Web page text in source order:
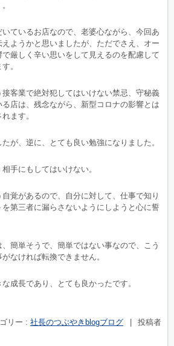
ているお店なので、老婆心ながら、今回あ
ようかと思いましたが、ただでさえ、オー
厳しく辛い思いをして見えるのを配慮して
。
客業で絶対犯してはいけない禁忌、守秘義
店は、残念ながら、新型コロナの影響とは
ます。
が、逆に、とても良い勉強になりました。
手にもしてはいけない。
覚があるので、自分に対して、仕事で知り
第三者に漏らさないようにしようと心に誓
簡単そうで、簡単ではない事なので、こう
なければ転換できません。
成長であり、とても良かったです。
リー : 社長のつぶやきblogブログ
投稿者